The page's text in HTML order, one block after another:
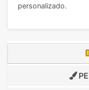
personalizado.